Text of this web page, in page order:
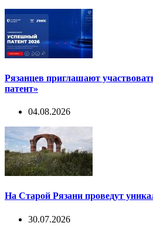
Рязанцев приглашают
патент»
04.08.2026
На Старой Рязани проведут
30.07.2026